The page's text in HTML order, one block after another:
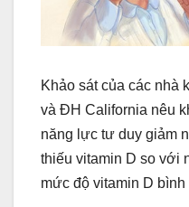
Khảo sát của các nhà
và ĐH California nêu
năng lực tư duy giảm
thiếu vitamin D so với
mức độ vitamin D